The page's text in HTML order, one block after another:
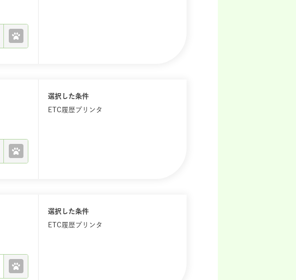
選択した条件
ETC履歴プリンタ
選択した条件
ETC履歴プリンタ